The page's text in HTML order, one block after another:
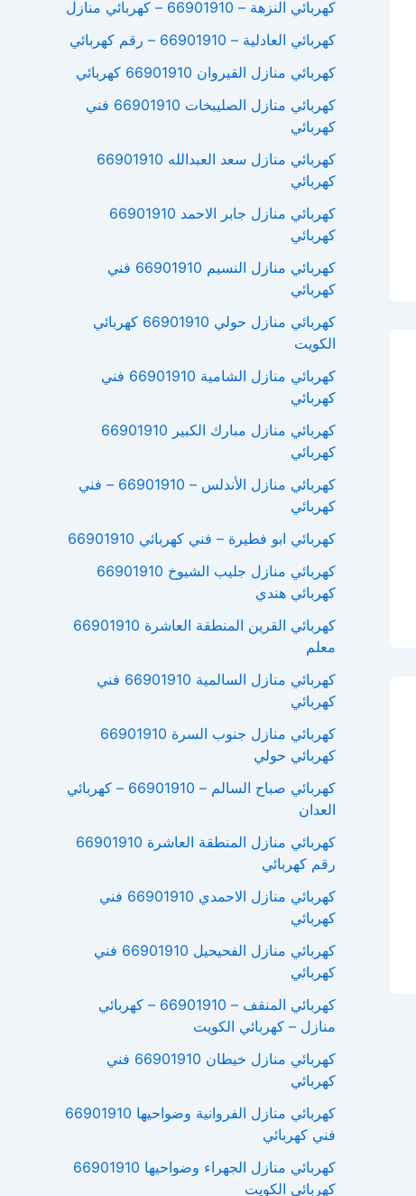
كهربائي النزهة – 66901910 – كهربائي منازل
كهربائي العادلية – 66901910 – رقم كهربائي
كهربائي منازل القيروان 66901910 كهربائي
كهربائي منازل الصليبخات 66901910 فني
كهربائي
كهربائي منازل سعد العبدالله 66901910
كهربائي
كهربائي منازل جابر الاحمد 66901910
كهربائي
كهربائي منازل النسيم 66901910 فني
كهربائي
كهربائي منازل حولي 66901910 كهربائي
الكويت
كهربائي منازل الشامية 66901910 فني
كهربائي
كهربائي منازل مبارك الكبير 66901910
كهربائي
كهربائي منازل الأندلس – 66901910 – فني
كهربائي
كهربائي ابو فطيرة – فني كهربائي 66901910
كهربائي منازل جليب الشيوخ 66901910
كهربائي هندي
كهربائي القرين المنطقة العاشرة 66901910
معلم
كهربائي منازل السالمية 66901910 فني
كهربائي
كهربائي منازل جنوب السرة 66901910
كهربائي حولي
كهربائي صباح السالم – 66901910 – كهربائي
العدان
كهربائي منازل المنطقة العاشرة 66901910
رقم كهربائي
كهربائي منازل الاحمدي 66901910 فني
كهربائي
كهربائي منازل الفحيحيل 66901910 فني
كهربائي
كهربائي المنقف – 66901910 – كهربائي
منازل – كهربائي الكويت
كهربائي منازل خيطان 66901910 فني
كهربائي
كهربائي منازل الفروانية وضواحيها 66901910
فني كهربائي
كهربائي منازل الجهراء وضواحيها 66901910
كهربائي الكويت